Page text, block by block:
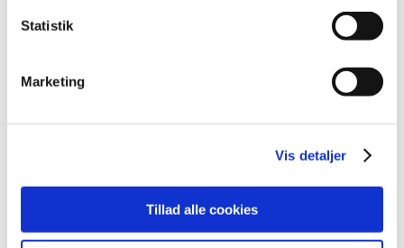
Statistik
Marketing
Vis detaljer
Tillad alle cookies
oktober (2)
juli (1)
2007 (3)